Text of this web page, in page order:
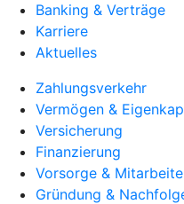
Banking & Verträge
Karriere
Aktuelles
Zahlungsverkehr
Vermögen &
Versicherung
Finanzierung
Vorsorge &
Gründung &